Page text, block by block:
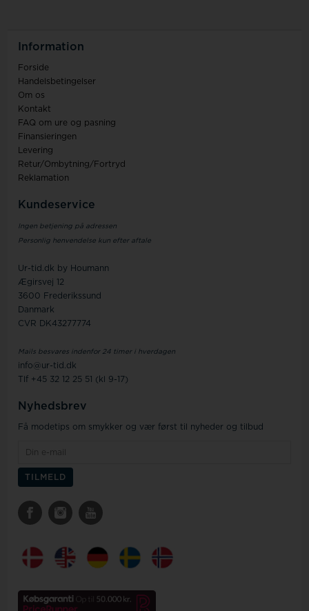
Information
Forside
Handelsbetingelser
Om os
Kontakt
FAQ om ure og pasning
Finansieringen
Levering
Retur/Ombytning/Fortryd
Reklamation
Kundeservice
Ingen betjening på adressen
Personlig henvendelse kun efter aftale
Ur-tid.dk by Houmann
Ægirsvej 12
3600 Frederikssund
Danmark
CVR DK43277774
Mails besvares indenfor 24 timer i hverdagen
info@ur-tid.dk
Tlf +45 32 12 25 51 (kl 9-17)
Nyhedsbrev
Få modetips om smykker og vær først til nyheder og tilbud